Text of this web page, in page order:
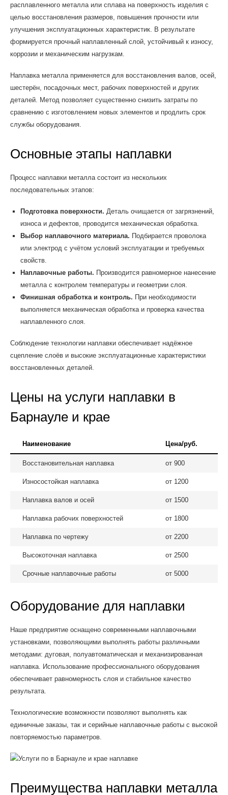
расплавленного металла или сплава на поверхность изделия с
целью восстановления размеров, повышения прочности или
улучшения эксплуатационных характеристик. В результате
формируется прочный наплавленный слой, устойчивый к износу,
коррозии и механическим нагрузкам.
Наплавка металла применяется для восстановления валов, осей,
шестерён, посадочных мест, рабочих поверхностей и других
деталей. Метод позволяет существенно снизить затраты по
сравнению с изготовлением новых элементов и продлить срок
службы оборудования.
Основные этапы наплавки
Процесс наплавки металла состоит из нескольких
последовательных этапов:
Подготовка поверхности. Деталь очищается от загрязнений,
износа и дефектов, проводится механическая обработка.
Выбор наплавочного материала. Подбирается проволока
или электрод с учётом условий эксплуатации и требуемых
свойств.
Наплавочные работы. Производится равномерное нанесение
металла с контролем температуры и геометрии слоя.
Финишная обработка и контроль. При необходимости
выполняется механическая обработка и проверка качества
наплавленного слоя.
Соблюдение технологии наплавки обеспечивает надёжное
сцепление слоёв и высокие эксплуатационные характеристики
восстановленных деталей.
Цены на услуги наплавки в
Барнауле и крае
Наименование Цена/руб.
Восстановительная наплавка от 900
Износостойкая наплавка от 1200
Наплавка валов и осей от 1500
Наплавка рабочих поверхностей от 1800
Наплавка по чертежу от 2200
Высокоточная наплавка от 2500
Срочные наплавочные работы от 5000
Оборудование для наплавки
Наше предприятие оснащено современными наплавочными
установками, позволяющими выполнять работы различными
методами: дуговая, полуавтоматическая и механизированная
наплавка. Использование профессионального оборудования
обеспечивает равномерность слоя и стабильное качество
результата.
Технологические возможности позволяют выполнять как
единичные заказы, так и серийные наплавочные работы с высокой
повторяемостью параметров.
Преимущества наплавки металла